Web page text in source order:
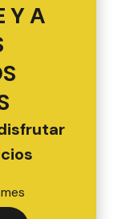
Y A